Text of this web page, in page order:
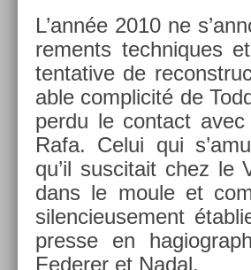
L’année 2010 ne
re­ments tech­niques
ten­tative de
able com­plicité de
perdu le con­tact
Rafa. Celui qui
qu’il sus­citait chez le
dans le moule et
silen­cieuse­ment
pre­sse en
Feder­er et Nadal.